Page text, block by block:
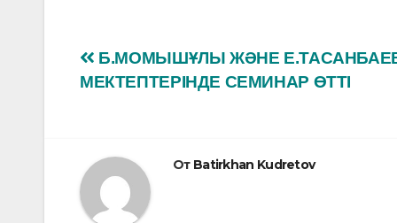
e
b
k
s
A
Навигация
Б.МОМЫШҰЛЫ ЖӘНЕ
МЕКТЕПТЕРІНДЕ СЕМИНАР ӨТТІ
От Batirkhan Kudretov